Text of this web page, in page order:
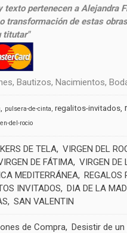
pertenecen a Alejandra
de estas
titutar"
Bautizos, Nacimientos,
pulsera-de-cinta regalitos-invitados
del-rocio
DE TELA VIRGEN DEL
DE FÁTIMA VIRGEN DE
MEDITERRÁNEA REGALOS
INVITADOS DIA DE LA
SAN VALENTIN
de Compra Desistir de un